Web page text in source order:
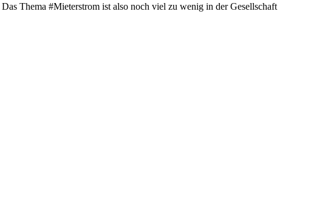
Thema #Mieterstrom ist also noch viel zu wenig in der Gesellschaft